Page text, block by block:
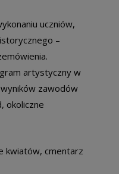
uczniów,
–
artystyczny w
zawodów
okoliczne
kwiatów, cmentarz